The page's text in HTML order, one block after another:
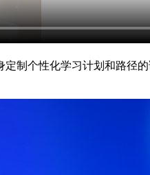
制个性化学习计划和路径